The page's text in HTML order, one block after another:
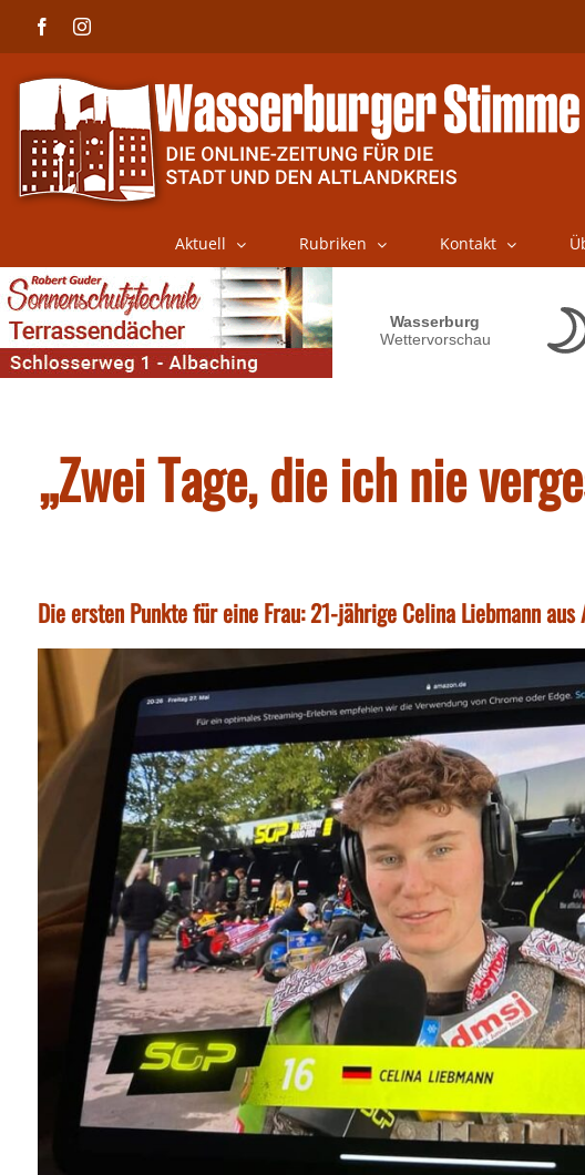
FacebookInstagram
Aktuell Rubriken Kontakt
„Zwei Tage, die ich nie
Die ersten Punkte für eine Frau: 21-jährige Celina Liebmann